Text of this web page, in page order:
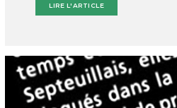
LIRE L'ARTICLE